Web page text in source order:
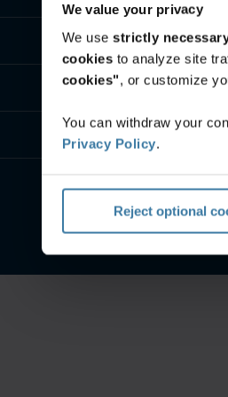
We value your privacy
We use strictly
cookies to analyze site
cookies", or customize
You can withdraw your
Privacy Policy.
Reject optional